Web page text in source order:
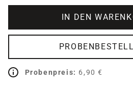
IN DEN
Probenpreis: 6,90 €